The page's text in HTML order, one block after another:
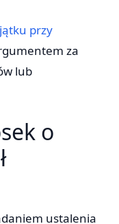
przy
za
lub
o
ustalenia